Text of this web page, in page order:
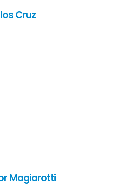
Cruz
Magiarotti